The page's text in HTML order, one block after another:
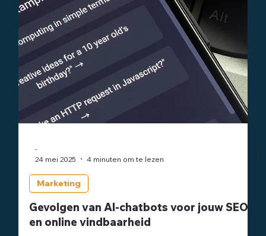
Ondernemersadviseurs b.v. heeft Profit Accounts met
kantoren in Vught en Best overgenomen. Beide Profit
Accounts kantoren zullen verder gaan als
Ondernemersadviseurs vestigingen en als zodanig ook het
complete dienstenpakket van Ondernemersadviseurs
voeren. Voormalig eigenaar Michael de Krijger wordt
binnen Ondernemersadviseurs Regio-directeur van
Midden- en Oost-Brabant, waaronder uiteraard ook de
huidige kantoren Vught en Best vallen. Na deze overname
heeft Ondernemersadvis